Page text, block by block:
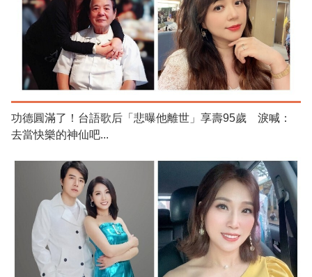
功德圓滿了！台語歌后「悲曝他離世」享壽95歲 淚喊：
去當快樂的神仙吧...